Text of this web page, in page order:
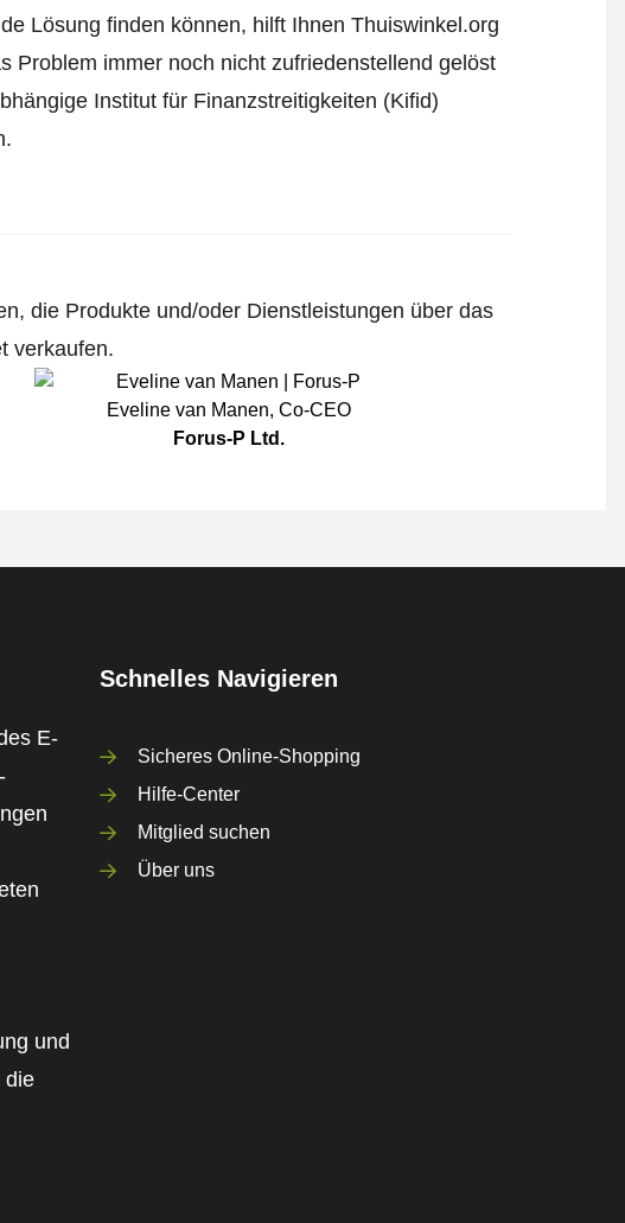
Lösung finden können, hilft Ihnen Thuiswinkel.org
Problem immer noch nicht zufriedenstellend gelöst
Institut für Finanzstreitigkeiten (Kifid)
die Produkte und/oder Dienstleistungen über das
verkaufen.
Eveline van Manen, Co-CEO
Forus-P Ltd.
E-
und
die
Schnelles Navigieren
Sicheres Online-Shopping
Hilfe-Center
Mitglied suchen
Über uns